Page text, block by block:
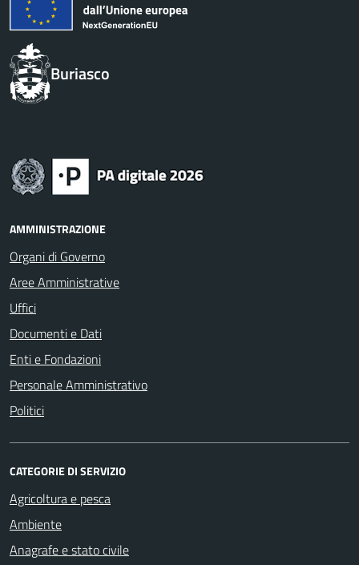
Buriasco
AMMINISTRAZIONE
Organi di Governo
Aree Amministrative
Uffici
Documenti e Dati
Enti e Fondazioni
Personale Amministrativo
Politici
CATEGORIE DI SERVIZIO
Agricoltura e pesca
Ambiente
Anagrafe e stato civile